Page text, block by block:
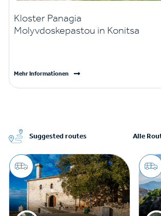
Kloster Panagia
Molyvdoskepastou in Konitsa
Mehr Informationen
Suggested routes Alle